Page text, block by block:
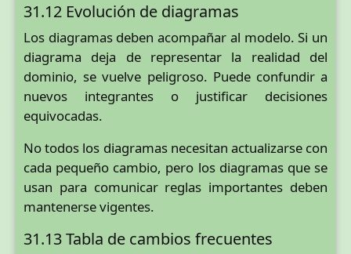
31.12 Evolución de diagramas
Los diagramas deben acompañar al modelo. Si un
diagrama deja de representar la realidad del
dominio, se vuelve peligroso. Puede confundir a
nuevos integrantes o justificar decisiones
equivocadas.
No todos los diagramas necesitan actualizarse con
cada pequeño cambio, pero los diagramas que se
usan para comunicar reglas importantes deben
mantenerse vigentes.
31.13 Tabla de cambios frecuentes